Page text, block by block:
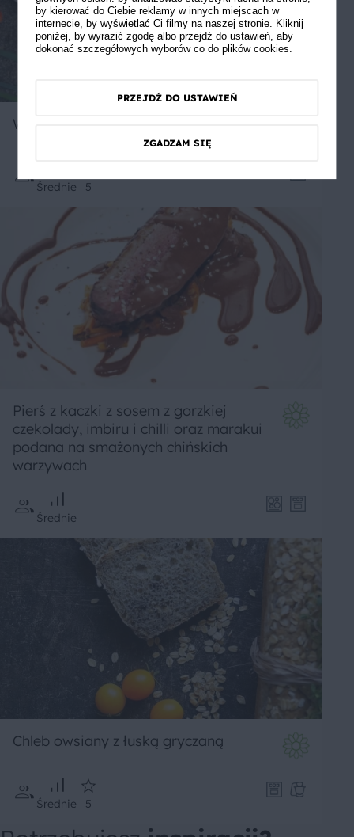
Wiosenny omlet
Średnie 5
Pierś z kaczki z sosem z gorzkiej
czekolady, imbiru i chilli oraz marakui
podana na smażonych chińskich
warzywach
Średnie
Chleb owsiany z łuską gryczaną
Średnie 5
by kierować do Ciebie reklamy w innych miejscach w
internecie, by wyświetlać Ci filmy na naszej stronie. Kliknij
poniżej, by wyrazić zgodę albo przejdź do ustawień, aby
dokonać szczegółowych wyborów co do plików cookies.
PRZEJDŹ DO USTAWIEŃ
ZGADZAM SIĘ